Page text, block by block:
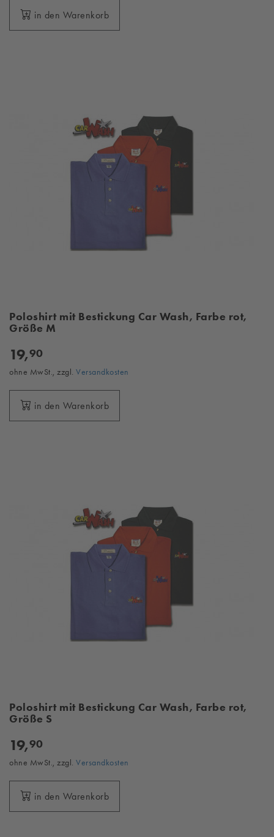
in den Warenkorb
Poloshirt mit Bestickung Car Wash, Farbe rot,
Größe M
19,90
ohne MwSt., zzgl. Versandkosten
in den Warenkorb
Poloshirt mit Bestickung Car Wash, Farbe rot,
Größe S
19,90
ohne MwSt., zzgl. Versandkosten
in den Warenkorb